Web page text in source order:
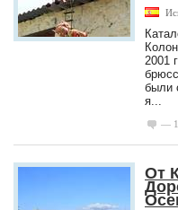
2001
были
я...
— 1
От